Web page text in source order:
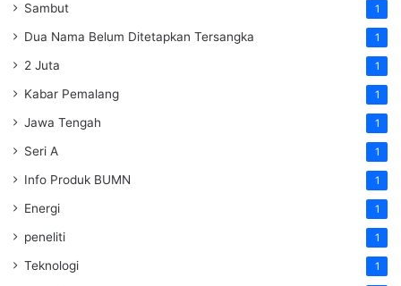
Sambut 1
Dua Nama Belum Ditetapkan Tersangka 1
2 Juta 1
Kabar Pemalang 1
Jawa Tengah 1
Seri A 1
Info Produk BUMN 1
Energi 1
peneliti 1
Teknologi 1